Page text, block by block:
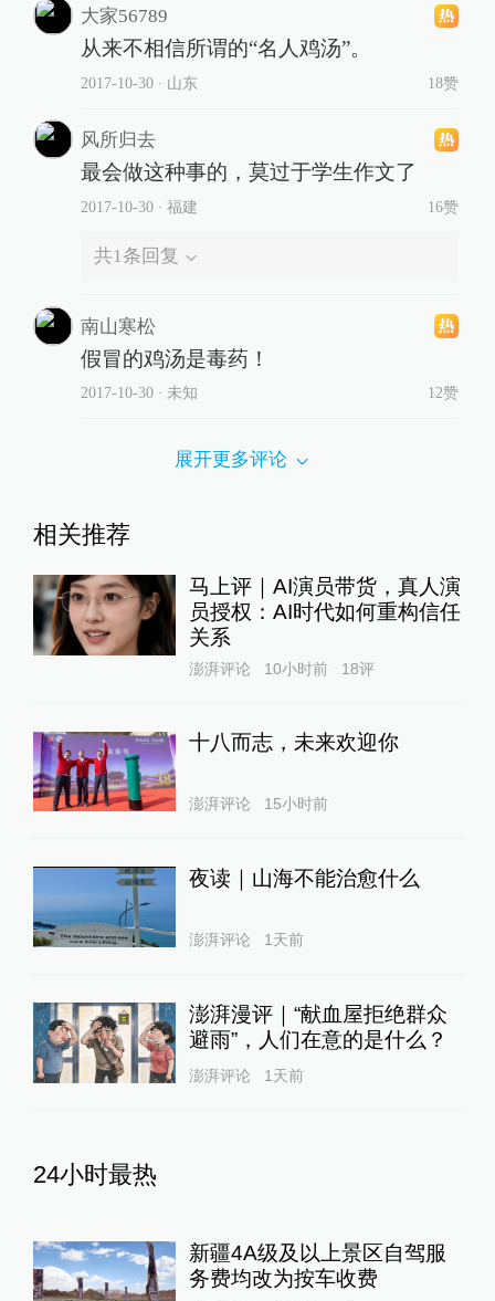
大家56789
从来不相信所谓的“名人鸡汤”。
2017-10-30∙ 山东 18赞
风所归去
最会做这种事的，莫过于学生作文了
2017-10-30∙ 福建 16赞
共1条回复
南山寒松
假冒的鸡汤是毒药！
2017-10-30∙ 未知 12赞
展开更多评论
相关推荐
马上评｜AI演员带货，真人演
员授权：AI时代如何重构信任
关系
澎湃评论 10小时前 18评
十八而志，未来欢迎你
澎湃评论 15小时前
夜读｜山海不能治愈什么
澎湃评论 1天前
澎湃漫评｜“献血屋拒绝群众
避雨”，人们在意的是什么？
澎湃评论 1天前
24小时最热
新疆4A级及以上景区自驾服
务费均改为按车收费